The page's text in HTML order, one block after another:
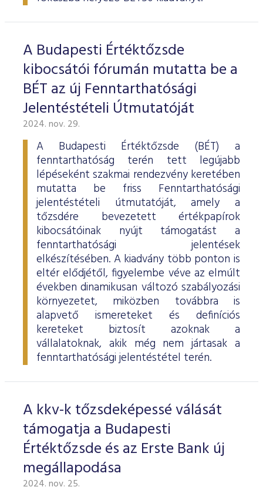
ESG Útmutató
A Budapesti Értéktőzsde
kibocsátói fórumán mutatta be a
BÉT az új Fenntarthatósági
Jelentéstételi Útmutatóját
2024. nov. 29.
A Budapesti Értéktőzsde (BÉT) a
fenntarthatóság terén tett legújabb
lépéseként szakmai rendezvény keretében
mutatta be friss Fenntarthatósági
jelentéstételi útmutatóját, amely a
tőzsdére bevezetett értékpapírok
kibocsátóinak nyújt támogatást a
fenntarthatósági jelentések
elkészítésében. A kiadvány több ponton is
eltér elődjétől, figyelembe véve az elmúlt
években dinamikusan változó szabályozási
környezetet, miközben továbbra is
alapvető ismereteket és definíciós
kereteket biztosít azoknak a
vállalatoknak, akik még nem jártasak a
fenntarthatósági jelentéstétel terén.
A kkv-k tőzsdeképessé válását
támogatja a Budapesti
Értéktőzsde és az Erste Bank új
megállapodása
2024. nov. 25.